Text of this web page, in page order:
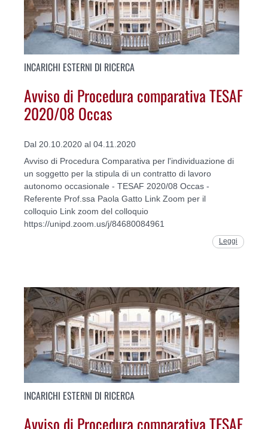
INCARICHI ESTERNI DI RICERCA
Avviso di Procedura comparativa TESAF
2020/08 Occas
Dal 20.10.2020 al 04.11.2020
Avviso di Procedura Comparativa per l'individuazione di
un soggetto per la stipula di un contratto di lavoro
autonomo occasionale - TESAF 2020/08 Occas -
Referente Prof.ssa Paola Gatto Link Zoom per il
colloquio Link zoom del colloquio
https://unipd.zoom.us/j/84680084961
Leggi
INCARICHI ESTERNI DI RICERCA
Avviso di Procedura comparativa TESAF